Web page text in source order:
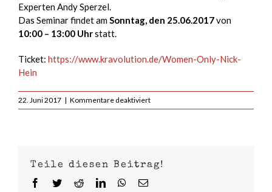
Experten Andy Sperzel.
Das Seminar findet amSonntag, den 25.06.2017von
10:00 – 13:00 Uhrstatt.
Ticket: https://www.kravolution.de/Women-Only-Nick-
Hein
22. Juni 2017 | Kommentare deaktiviertfür
Women
Hein
Teile diesen Beitrag!
Facebook
TwitterRedditLinkedInWhatsApp
E-